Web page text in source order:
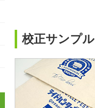
校正サンプル